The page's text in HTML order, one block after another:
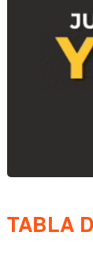
TABLA